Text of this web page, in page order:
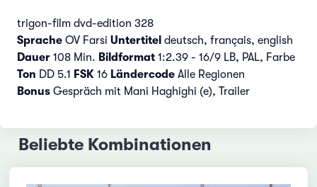
trigon-film dvd-edition 328
Sprache OV Farsi Untertitel deutsch, français, english
Dauer 108 Min. Bildformat 1:2.39 - 16/9 LB, PAL, Farbe
Ton DD 5.1 FSK 16 Ländercode Alle Regionen
Bonus Gespräch mit Mani Haghighi (e), Trailer
Beliebte Kombinationen